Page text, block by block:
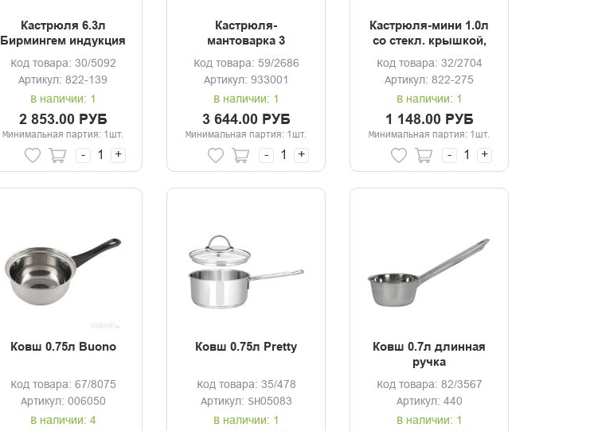
Кастрюля 6.3л
Бирмингем индукция
Код товара: 30/5092
Артикул: 822-139
В наличии: 1
2 853.00 РУБ
Минимальная партия: 1шт.
- +
Кастрюля-
мантоварка 3
уровня, d-26см, 7л,
индукционное дно
Код товара: 59/2686
Артикул: 933001
В наличии: 1
3 644.00 РУБ
Минимальная партия: 1шт.
- +
Кастрюля-мини 1.0л
со стекл. крышкой,
индукция 12*9,0см
Код товара: 32/2704
Артикул: 822-275
В наличии: 1
1 148.00 РУБ
Минимальная партия: 1шт.
- +
Ковш 0.75л Buono
Код товара: 67/8075
Артикул: 006050
В наличии: 4
Ковш 0.75л Pretty
Код товара: 35/478
Артикул: SH05083
В наличии: 1
Ковш 0.7л длинная
ручка
Код товара: 82/3567
Артикул: 440
В наличии: 1